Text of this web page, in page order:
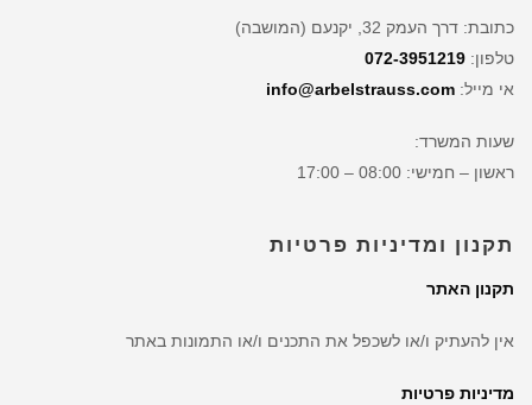
כתובת: דרך העמק 32, יקנעם (המושבה)
טלפון: 072-3951219
אי מייל: info@arbelstrauss.com
שעות המשרד:
ראשון – חמישי: 08:00 – 17:00
תקנון ומדיניות פרטיות
תקנון האתר
אין להעתיק ו/או לשכפל את התכנים ו/או התמונות באתר
מדיניות פרטיות